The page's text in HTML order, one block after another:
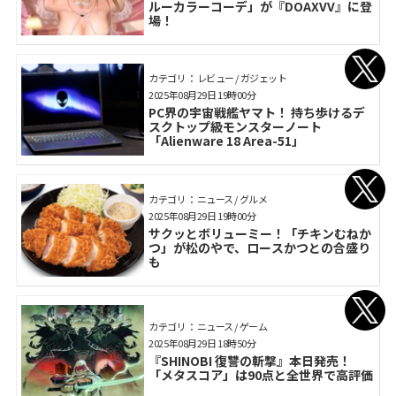
ルーカラーコーデ」が『DOAXVV』に登
場！
カテゴリ： レビュー / ガジェット
PC界の宇宙戦艦ヤマト！ 持ち歩けるデ
スクトップ級モンスターノート
「Alienware 18 Area-51」
2025年08月29日 19時00分
カテゴリ： ニュース / グルメ
サクッとボリューミー！「チキンむねか
つ」が松のやで、ロースかつとの合盛り
も
2025年08月29日 19時00分
カテゴリ： ニュース / ゲーム
『SHINOBI 復讐の斬撃』本日発売！
「メタスコア」は90点と全世界で高評価
2025年08月29日 18時50分